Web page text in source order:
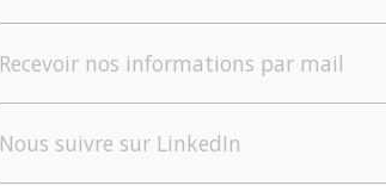
Recevoir nos informations par mail
Nous suivre sur LinkedIn